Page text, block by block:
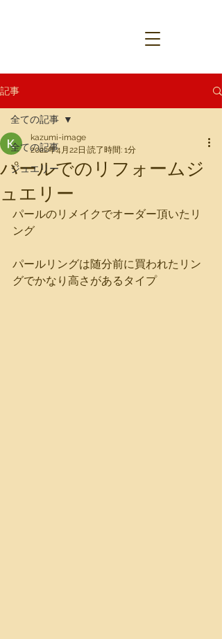
記事
全ての記事
ジュエリー
全ての記事
パールでのリフォームジ
ュエリー
kazumi-image
2022年4月22日 読了時間: 1分
パールのリメイクでオーダー頂いたリ
ング
パールリングは随分前に買われたリン
グでかなり高さがあるタイプ